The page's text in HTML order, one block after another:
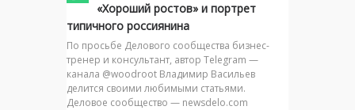
«Хороший ростов» и портрет
типичного россиянина
По просьбе Делового сообщества бизнес-
тренер и консультант, автор Telegram —
канала @woodroot Владимир Васильев
делится своими любимыми статьями.
Деловое сообщество — newsdelo.com